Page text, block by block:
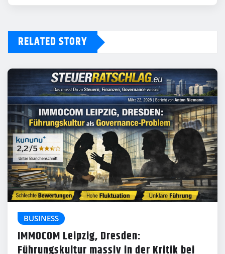
RELATED STORY
BUSINESS
IMMOCOM Leipzig, Dresden: